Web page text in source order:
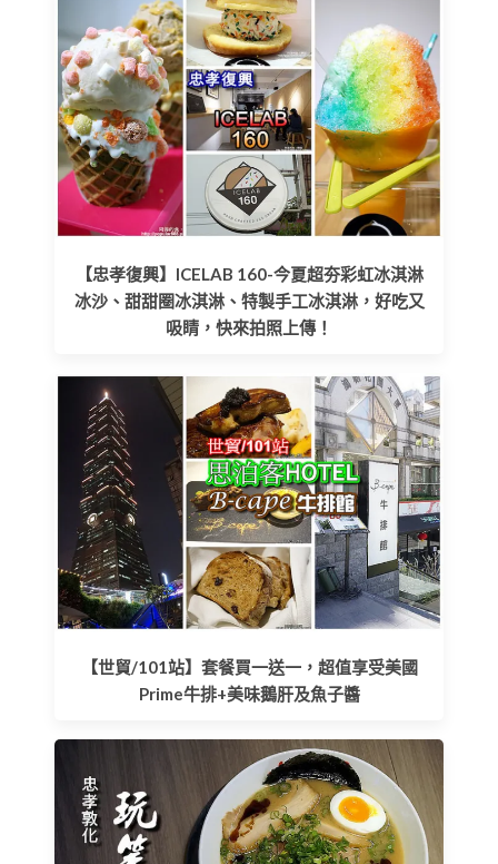
【忠孝復興】ICELAB 160-今夏超夯彩虹冰淇淋
冰沙、甜甜圈冰淇淋、特製手工冰淇淋，好吃又
吸睛，快來拍照上傳！
【世貿/101站】套餐買一送一，超值享受美國
Prime牛排+美味鵝肝及魚子醬